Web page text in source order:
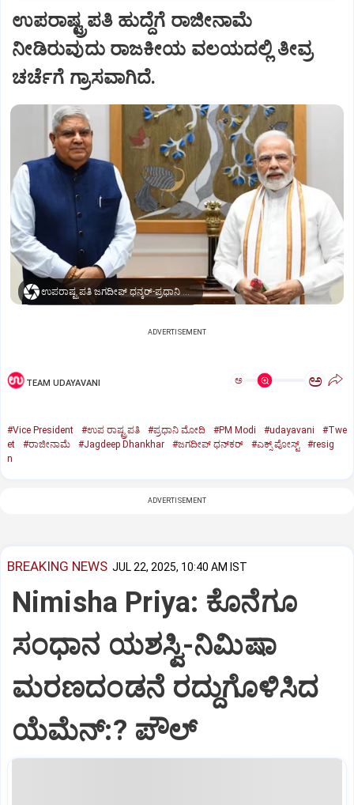
ಉಪರಾಷ್ಟ್ರಪತಿ ಹುದ್ದೆಗೆ ರಾಜೀನಾಮೆ
ನೀಡಿರುವುದು ರಾಜಕೀಯ ವಲಯದಲ್ಲಿ ತೀವ್ರ
ಚರ್ಚೆಗೆ ಗ್ರಾಸವಾಗಿದೆ.
ಉಪರಾಷ್ಟ್ರಪತಿ ಜಗದೀಪ್‌ ಧನ್ಕರ್-ಪ್ರಧಾನಿ ಮೋದಿ
ADVERTISEMENT
TEAM UDAYAVANI ಅ ಅ
#Vice President #ಉಪ ರಾಷ್ಟ್ರಪತಿ #ಪ್ರಧಾನಿ ಮೋದಿ #PM Modi #udayavani
#Twe
et
#ರಾಜೀನಾಮೆ #Jagdeep Dhankhar #ಜಗದೀಪ್‌ ಧನ್‌ಕರ್‌ #ಎಕ್ಸ್‌ ಪೋಸ್ಟ್
#resig
n
ADVERTISEMENT
BREAKING NEWS JUL 22, 2025, 10:40 AM IST
Nimisha Priya: ಕೊನೆಗೂ
ಸಂಧಾನ ಯಶಸ್ವಿ-ನಿಮಿಷಾ
ಮರಣದಂಡನೆ ರದ್ದುಗೊಳಿಸಿದ
ಯೆಮೆನ್:? ಪೌಲ್